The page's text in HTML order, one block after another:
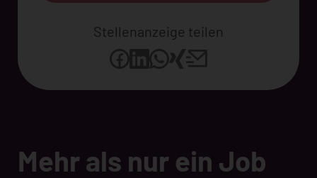
Stellenanzeige teilen
Mehr als nur ein Job